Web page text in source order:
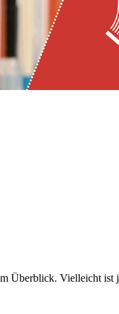
Überblick. Vielleicht ist